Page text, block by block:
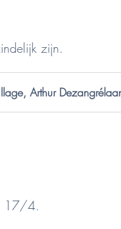
Arthur
17/4.